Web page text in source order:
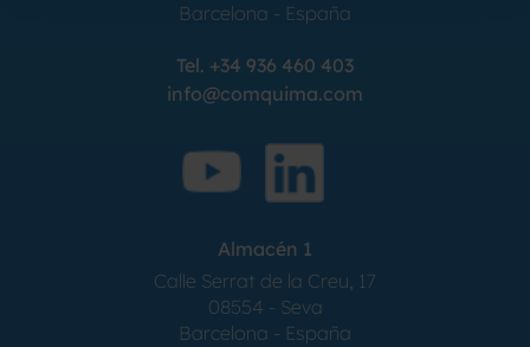
Barcelona - España
Tel. +34 936 460 403
info@comquima.com
Almacén 1
Calle Serrat de la Creu, 17
08554 - Seva
Barcelona - España